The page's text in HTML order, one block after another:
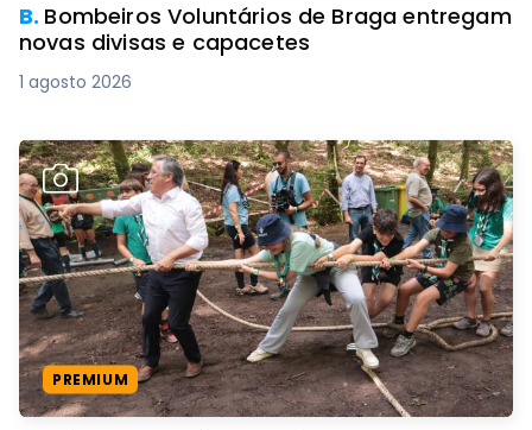
B. Bombeiros Voluntários de Braga entregam
novas divisas e capacetes
1 agosto 2026
PREMIUM